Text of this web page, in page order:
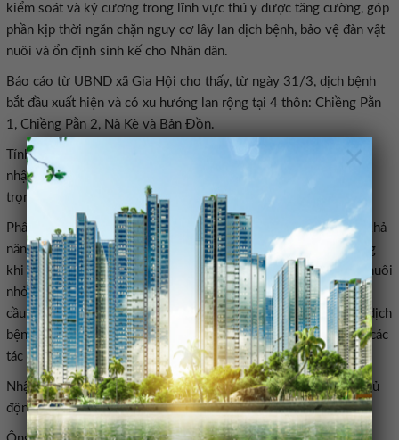
×
kiểm soát và kỷ cương trong lĩnh vực thú y được tăng cường, góp
phần kịp thời ngăn chặn nguy cơ lây lan dịch bệnh, bảo vệ đàn vật
nuôi và ổn định sinh kế cho Nhân dân.
Báo cáo từ UBND xã Gia Hội cho thấy, từ ngày 31/3, dịch bệnh
bắt đầu xuất hiện và có xu hướng lan rộng tại 4 thôn: Chiềng Pằn
1, Chiềng Pằn 2, Nà Kè và Bản Đồn.
Tính đến chiều 22/4, trên địa bàn xã đã có 66 hộ chăn nuôi ghi
nhận tình trạng heo chết và phải tiêu hủy, với tổng số 382 con,
trọng lượng hơn 16,2 tấn.
Phân tích nguyên nhân cho thấy, virus dịch tả heo châu Phi có khả
năng tồn tại cao trong môi trường và sức đề kháng mạnh. Trong
khi đó, điều kiện thời tiết diễn biến bất lợi cùng tập quán chăn nuôi
nhỏ lẻ, chuồng trại gần đường giao thông và chưa bảo đảm yêu
cầu an toàn sinh học đã làm gia tăng nguy cơ phát sinh, lây lan dịch
bệnh thông qua các yếu tố trung gian như chuột, ruồi, muỗi và các
tác nhân cơ giới khác.
Nhận diện mức độ nghiêm trọng của tình hình, xã Gia Hội đã chủ
động phát lệnh báo động đỏ trên toàn địa bàn.